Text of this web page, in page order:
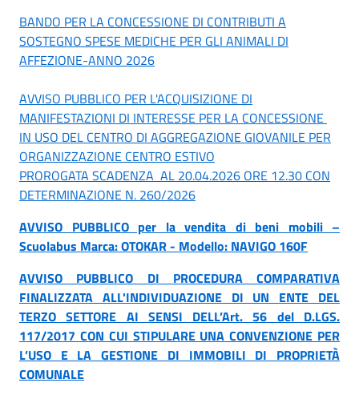
BANDO PER LA CONCESSIONE DI CONTRIBUTI A
SOSTEGNO SPESE MEDICHE PER GLI ANIMALI DI
AFFEZIONE-ANNO 2026
AVVISO PUBBLICO PER L'ACQUISIZIONE DI
MANIFESTAZIONI DI INTERESSE PER LA CONCESSIONE
IN USO DEL CENTRO DI AGGREGAZIONE GIOVANILE PER
ORGANIZZAZIONE CENTRO ESTIVO
PROROGATA SCADENZA AL 20.04.2026 ORE 12.30 CON
DETERMINAZIONE N. 260/2026
AVVISO PUBBLICO per la vendita di beni mobili –
Scuolabus Marca: OTOKAR - Modello: NAVIGO 160F
AVVISO PUBBLICO DI PROCEDURA COMPARATIVA
FINALIZZATA ALL'INDIVIDUAZIONE DI UN ENTE DEL
TERZO SETTORE AI SENSI DELL’Art. 56 del D.LGS.
117/2017 CON CUI STIPULARE UNA CONVENZIONE PER
L’USO E LA GESTIONE DI IMMOBILI DI PROPRIETÀ
COMUNALE